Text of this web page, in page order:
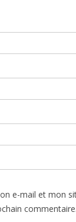
e-mail et mon
commentaire.